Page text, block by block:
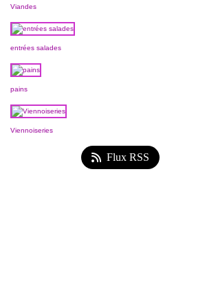
Viandes
entrées salades
pains
Viennoiseries
Flux RSS